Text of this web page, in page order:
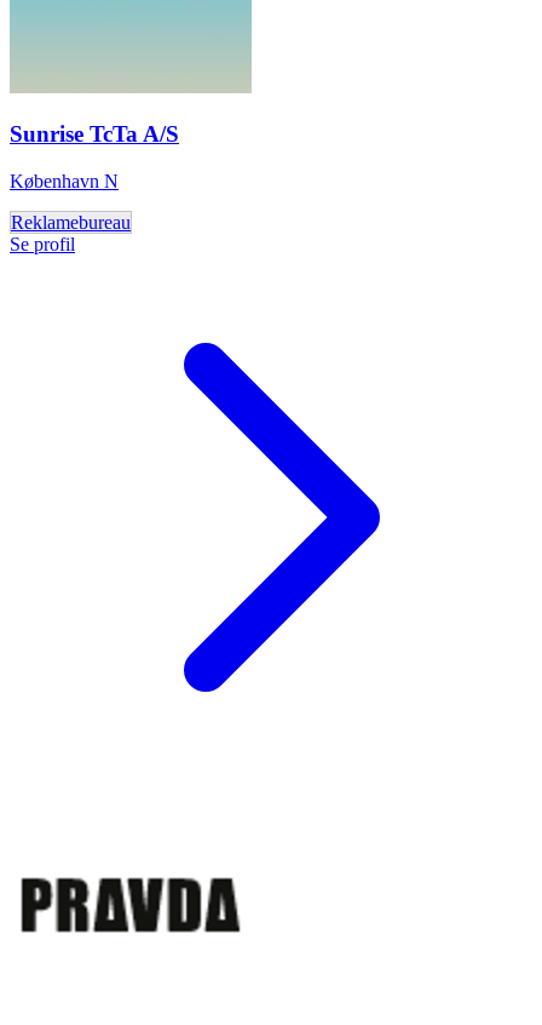
Sunrise TcTa A/S
København N
Reklamebureau
Se profil